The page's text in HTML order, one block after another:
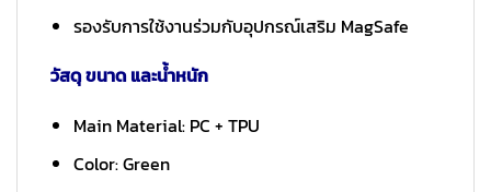
รองรับการใช้งานร่วมกับอุปกรณ์เสริม MagSafe
วัสดุ ขนาด และน้ำหนัก
Main Material: PC + TPU
Color: Green